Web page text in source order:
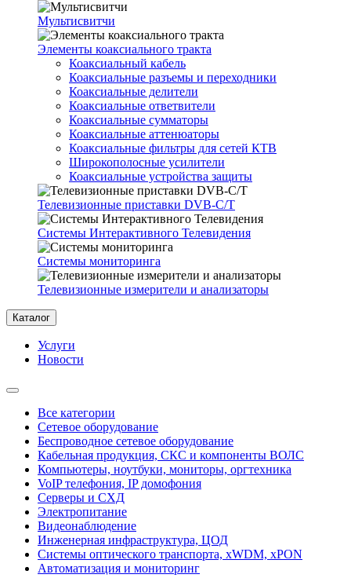
Мультисвитчи
Элементы коаксиального тракта
Коаксиальный кабель
Коаксиальные разъемы и переходники
Коаксиальные делители
Коаксиальные ответвители
Коаксиальные сумматоры
Коаксиальные аттенюаторы
Коаксиальные фильтры для сетей КТВ
Широкополосные усилители
Коаксиальные устройства защиты
Телевизионные приставки DVB-C/T
Системы Интерактивного Телевидения
Системы мониторинга
Телевизионные измерители и анализаторы
Каталог
Услуги
Новости
Все категории
Сетевое оборудование
Беспроводное сетевое оборудование
Кабельная продукция, СКС и компоненты ВОЛС
Компьютеры, ноутбуки, мониторы, оргтехника
VoIP телефония, IP домофония
Серверы и СХД
Электропитание
Видеонаблюдение
Инженерная инфраструктура, ЦОД
Системы оптического транспорта, xWDM, xPON
Автоматизация и мониторинг